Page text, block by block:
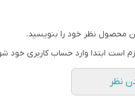
محصول نظر خود را بنویسید.
است ابتدا وارد حساب کاربری خود
نظر